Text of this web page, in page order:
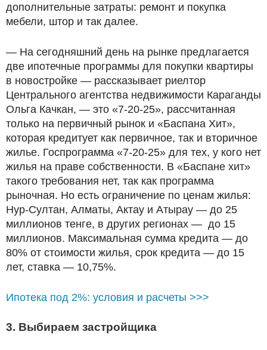
дополнительные затраты: ремонт и покупка
мебели, штор и так далее.
— На сегодняшний день на рынке предлагается
две ипотечные программы для покупки квартиры
в новостройке — рассказывает риелтор
Центрального агентства недвижимости Караганды
Ольга Качкан, — это «7-20-25», рассчитанная
только на первичный рынок и «Баспана Хит»,
которая кредитует как первичное, так и вторичное
жилье. Госпрограмма «7-20-25» для тех, у кого нет
жилья на праве собственности. В «Баспане хит»
такого требования нет, так как программа
рыночная. Но есть ограничение по ценам жилья:
Нур-Султан, Алматы, Актау и Атырау — до 25
миллионов тенге, в других регионах — до 15
миллионов. Максимальная сумма кредита — до
80% от стоимости жилья, срок кредита — до 15
лет, ставка — 10,75%.
Ипотека под 2%: условия и расчеты >>>
3. Выбираем застройщика